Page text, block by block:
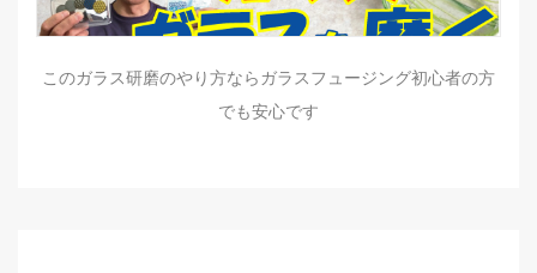
このガラス研磨のやり方ならガラスフュージング初心者の方
でも安心です